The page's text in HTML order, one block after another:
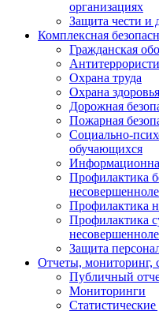
организациях
Защита чести и
Комплексная
Гражданская
Охрана труда
Охрана
Дорожная
Пожарная
Социально-
обучающихся
Профилактика
Профилактика
Защита
Отчеты, мониторинг,
Публичный
Мониторинги